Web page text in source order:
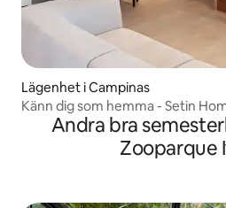
Lägenhet i Campinas
Känn dig som hemma - Setin
Andra bra
Zooparque